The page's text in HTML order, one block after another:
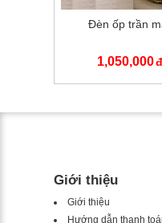
Đèn ốp trần
1,050,000
Giới thiệu
Giới thiệu
Hướng dẫn thanh